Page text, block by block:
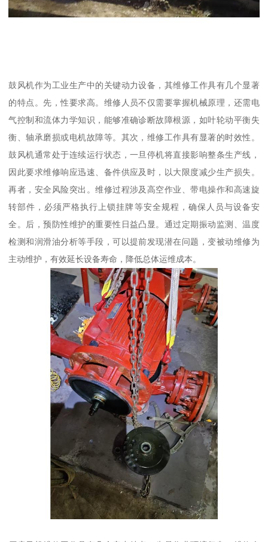
鼓风机作为工业生产中的关键动力设备，其维修工作具有几个显著
的特点。先，性要求高。维修人员不仅需要掌握机械原理，还需电
气控制和流体力学知识，能够准确诊断故障根源，如叶轮动平衡失
衡、轴承磨损或电机故障等。其次，维修工作具有显著的时效性。
鼓风机通常处于连续运行状态，一旦停机将直接影响整条生产线，
因此要求维修响应迅速、备件供应及时，以大限度减少生产损失。
再者，安全风险突出。维修过程涉及高空作业、带电操作和高速旋
转部件，必须严格执行上锁挂牌等安全规程，确保人员与设备安
全。后，预防性维护的重要性日益凸显。通过定期振动监测、温度
检测和润滑油分析等手段，可以提前发现潜在问题，变被动维修为
主动维护，有效延长设备寿命，降低总体运维成本。